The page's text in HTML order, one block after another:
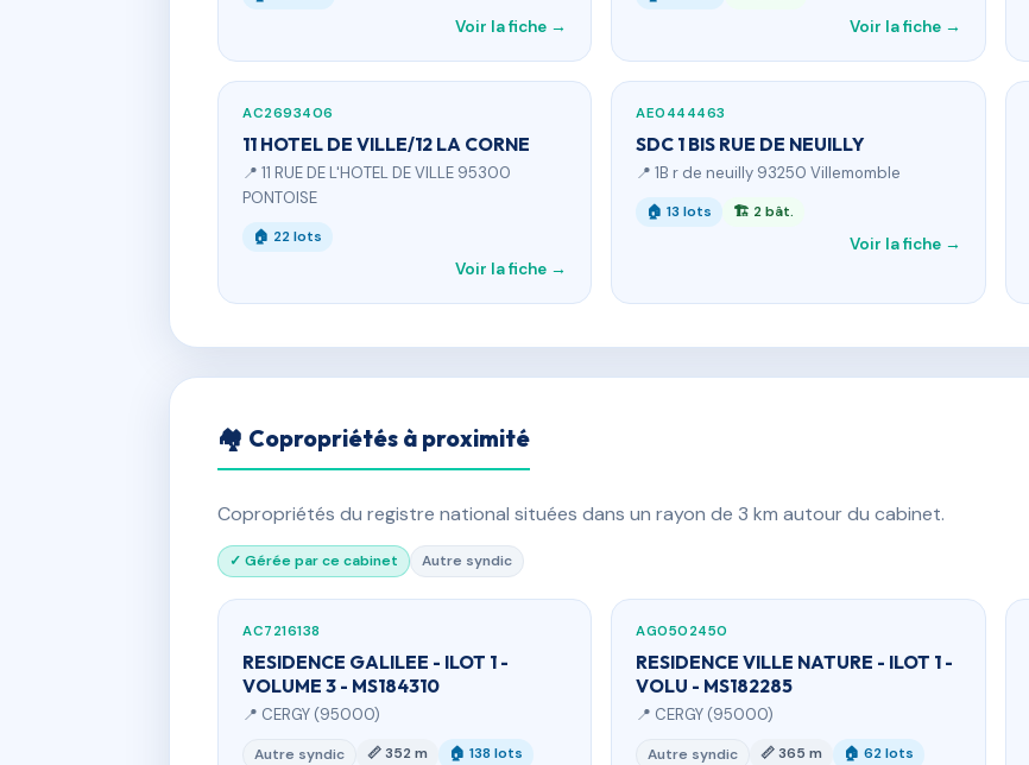
Voir la fiche → Voir la fiche →
AC2693406
11 HOTEL DE VILLE/12 LA CORNE
📍 11 RUE DE L'HOTEL DE VILLE 95300
PONTOISE
🏠 22 lots
Voir la fiche →
AE0444463
SDC 1 BIS RUE DE NEUILLY
📍 1B r de neuilly 93250 Villemomble
🏠 13 lots 🏗 2 bât.
Voir la fiche →
🏘 Copropriétés à proximité
Copropriétés du registre national situées dans un rayon de 3 km autour du cabinet.
✓ Gérée par ce cabinet Autre syndic
AC7216138
RESIDENCE GALILEE - ILOT 1 -
VOLUME 3 - MS184310
📍 CERGY (95000)
Autre syndic 📏 352 m 🏠 138 lots
AG0502450
RESIDENCE VILLE NATURE - ILOT 1 -
VOLU - MS182285
📍 CERGY (95000)
Autre syndic 📏 365 m 🏠 62 lots